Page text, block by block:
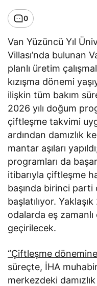
0
Van Yüzüncü Yıl
Villası’nda bulunan
planlı üretim
kızışma dönemi
ilişkin tüm bakım
2026 yılı doğum
çiftleşme takvimi
ardından damızlık
mantar aşıları
programları da
itibarıyla çiftleşme
başında birinci
başlatılıyor.
odalarda eş
geçirilecek.
“Çiftleşme
süreçte, İHA
merkezdeki